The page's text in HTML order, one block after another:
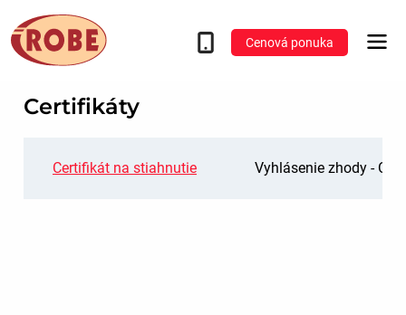
Cenová ponuka
Certifikáty
Certifikát na stiahnutie Vyhlásenie zhody -